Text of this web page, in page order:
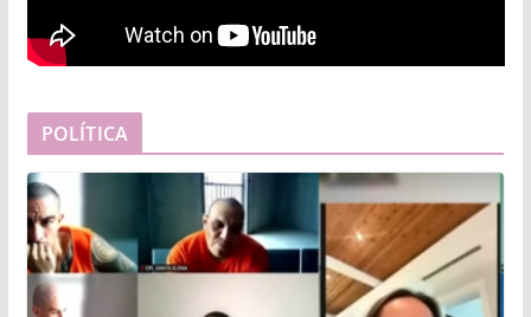
POLÍTICA